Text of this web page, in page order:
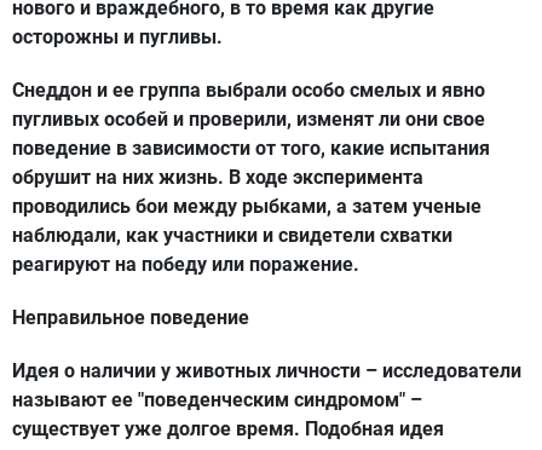
нового и враждебного, в то время как другие
осторожны и пугливы.
Снеддон и ее группа выбрали особо смелых и явно
пугливых особей и проверили, изменят ли они свое
поведение в зависимости от того, какие испытания
обрушит на них жизнь. В ходе эксперимента
проводились бои между рыбками, а затем ученые
наблюдали, как участники и свидетели схватки
реагируют на победу или поражение.
Неправильное поведение
Идея о наличии у животных личности – исследователи
называют ее "поведенческим синдромом" –
существует уже долгое время. Подобная идея